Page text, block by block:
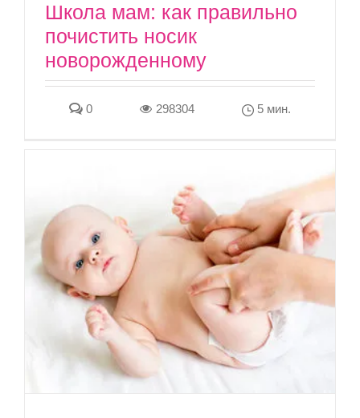
Школа мам: как правильно
почистить носик
новорожденному
0 298304 5 мин.